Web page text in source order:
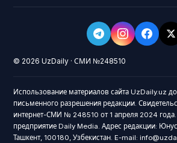
© 2026 UzDaily · СМИ №248510
Использование материалов сайта UzDaily.uz
письменного разрешения редакции.
интернет-СМИ № 248510 от 1 апреля 2024 года.
предприятие Daily Media. Адрес редакции:
Ташкент, 100180, Узбекистан. E-mail: